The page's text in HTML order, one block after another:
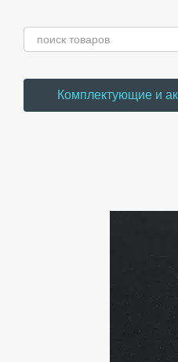
Комплектующие и